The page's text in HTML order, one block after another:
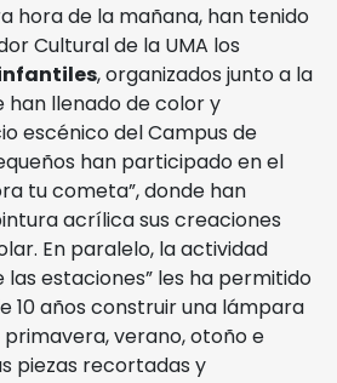
hora de la mañana, han tenido
Cultural de la UMA los
, organizados junto a la
han llenado de color y
escénico del Campus de
han participado en el
tu cometa”, donde han
acrílica sus creaciones
En paralelo, la actividad
las estaciones” les ha permitido
10 años construir una lámpara
verano, otoño e
piezas recortadas y